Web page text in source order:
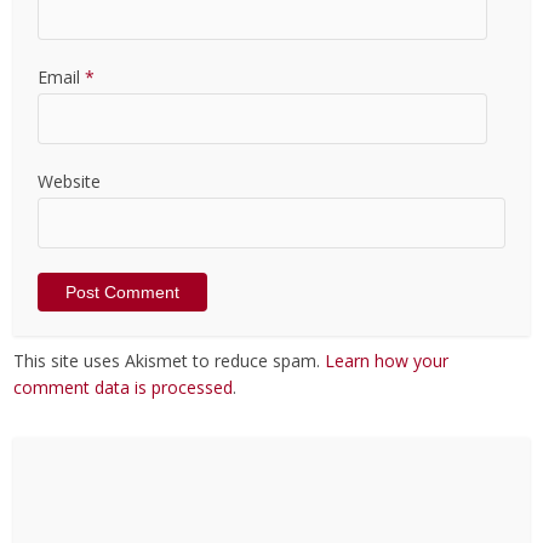
Email *
Website
This site uses Akismet to reduce spam. Learn how your
comment data is processed.